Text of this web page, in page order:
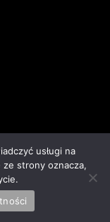
usługi na
ze strony oznacza,
prywatności